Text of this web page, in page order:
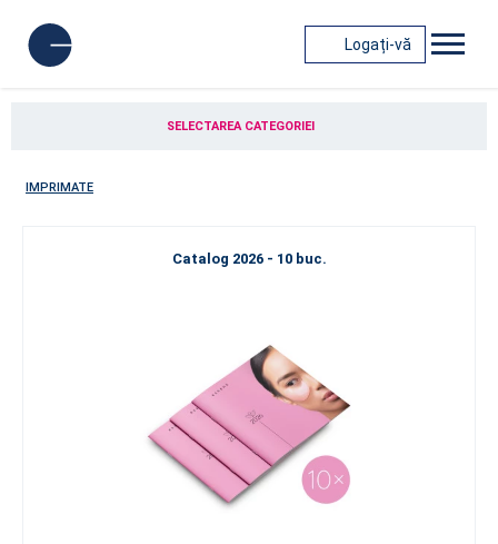
Logați-vă
SELECTAREA CATEGORIEI
IMPRIMATE
Catalog 2026 - 10 buc.